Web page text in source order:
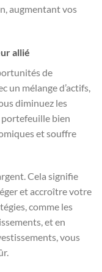
augmentant vos
allié
de
un mélange d’actifs,
diminuez les
bien
et souffre
Cela signifie
et accroître votre
comme les
et en
vous